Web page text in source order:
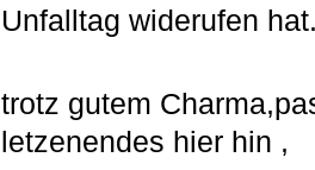
Unfalltag widerufen
trotz gutem
letzenendes hier hin ,